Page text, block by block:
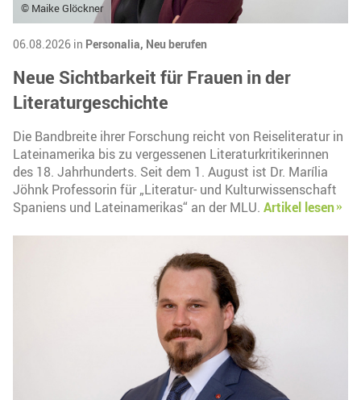
© Maike Glöckner
06.08.2026 in Personalia, Neu berufen
Neue Sichtbarkeit für Frauen in der
Literaturgeschichte
Die Bandbreite ihrer Forschung reicht von Reiseliteratur in
Lateinamerika bis zu vergessenen Literaturkritikerinnen
des 18. Jahrhunderts. Seit dem 1. August ist Dr. Marília
Jöhnk Professorin für „Literatur- und Kulturwissenschaft
Spaniens und Lateinamerikas“ an der MLU. Artikel lesen